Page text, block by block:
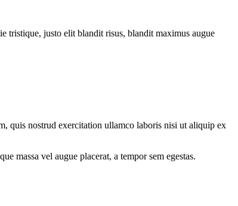
tristique, justo elit blandit risus, blandit maximus augue
quis nostrud exercitation ullamco laboris nisi ut aliquip ex
massa vel augue placerat, a tempor sem egestas.